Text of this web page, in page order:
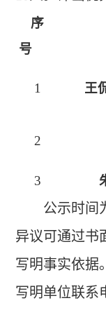
序
号
1 王
2
3
公示时间
异议可通过书
写明事实依据
写明单位联系